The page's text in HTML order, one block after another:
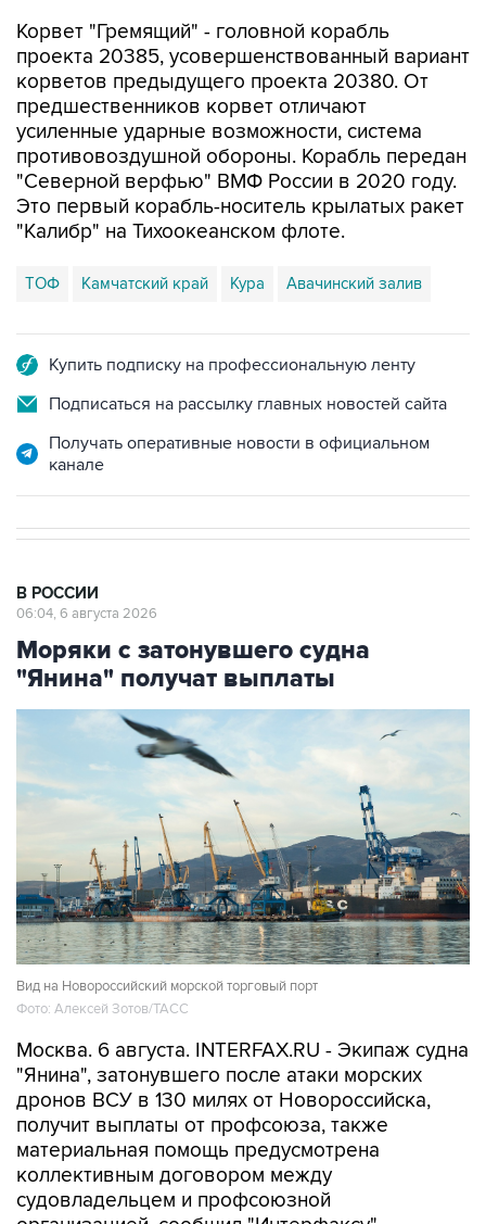
Корвет "Гремящий" - головной корабль
проекта 20385, усовершенствованный вариант
корветов предыдущего проекта 20380. От
предшественников корвет отличают
усиленные ударные возможности, система
противовоздушной обороны. Корабль передан
"Северной верфью" ВМФ России в 2020 году.
Это первый корабль-носитель крылатых ракет
"Калибр" на Тихоокеанском флоте.
ТОФ Камчатский край Кура Авачинский залив
Купить подписку на профессиональную ленту
Подписаться на рассылку главных новостей сайта
Получать оперативные новости в официальном
канале
В РОССИИ
06:04, 6 августа 2026
Моряки с затонувшего судна
"Янина" получат выплаты
Вид на Новороссийский морской торговый порт
Фото: Алексей Зотов/ТАСС
Москва. 6 августа. INTERFAX.RU - Экипаж судна
"Янина", затонувшего после атаки морских
дронов ВСУ в 130 милях от Новороссийска,
получит выплаты от профсоюза, также
материальная помощь предусмотрена
коллективным договором между
судовладельцем и профсоюзной